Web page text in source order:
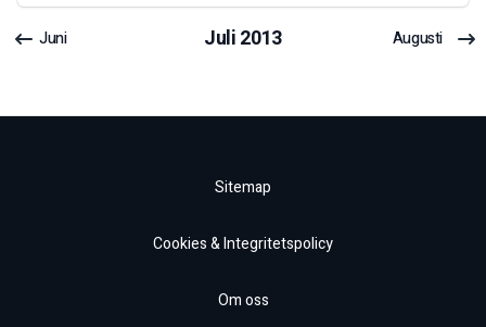
Juni Juli2013 Augusti
Sitemap
Cookies & Integritetspolicy
Om oss